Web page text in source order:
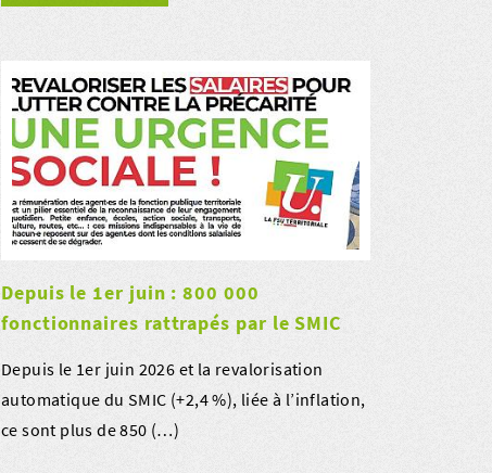
Depuis le 1er juin : 800 000
fonctionnaires rattrapés par le SMIC
Depuis le 1er juin 2026 et la revalorisation
automatique du SMIC (+2,4 %), liée à l’inflation,
ce sont plus de 850 (…)